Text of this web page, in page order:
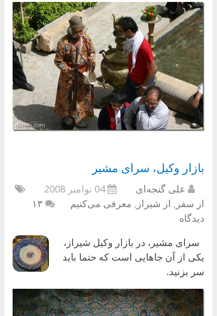
بازار وکیل، سرای مشیر
علی گنجه‌ای
04 نوامبر 2008
از سفر , از شیراز , معرفی می‌کنیم
۱۳
دیدگاه
سرای مشیر، در بازار وکیل شیراز،
یکی از آن جاهایی است که حتما باید
سر بزنید.